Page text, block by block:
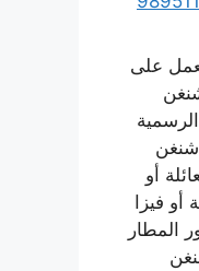
على
شنغن
أو
أو فيزا
المطار